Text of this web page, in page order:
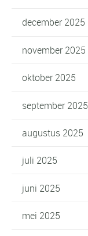
december 2025
november 2025
oktober 2025
september 2025
augustus 2025
juli 2025
juni 2025
mei 2025